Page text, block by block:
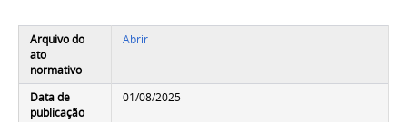
Arquivo do
ato
normativo
Abrir
Data de
publicação
01/08/2025